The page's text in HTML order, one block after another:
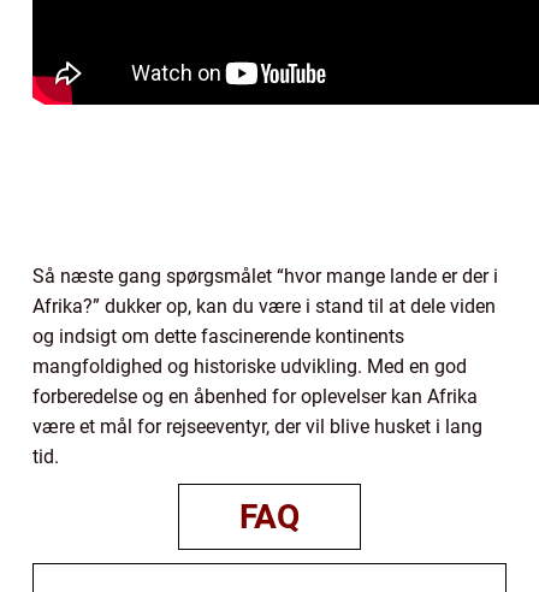
Så næste gang spørgsmålet “hvor mange lande er der i
Afrika?” dukker op, kan du være i stand til at dele viden
og indsigt om dette fascinerende kontinents
mangfoldighed og historiske udvikling. Med en god
forberedelse og en åbenhed for oplevelser kan Afrika
være et mål for rejseeventyr, der vil blive husket i lang
tid.
FAQ